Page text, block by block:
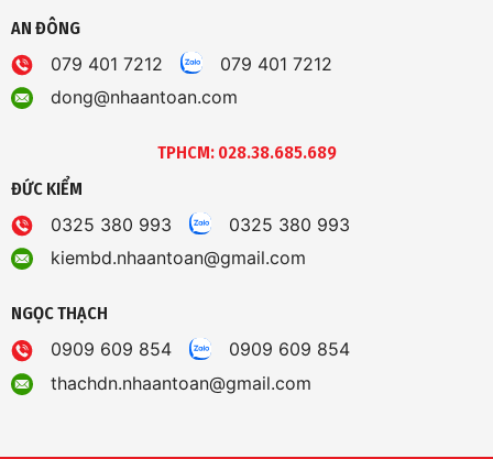
AN ĐÔNG
079 401 7212
079 401 7212
dong@nhaantoan.com
TPHCM: 028.38.685.689
ĐỨC KIỂM
0325 380 993
0325 380 993
kiembd.nhaantoan@gmail.com
NGỌC THẠCH
0909 609 854
0909 609 854
thachdn.nhaantoan@gmail.com